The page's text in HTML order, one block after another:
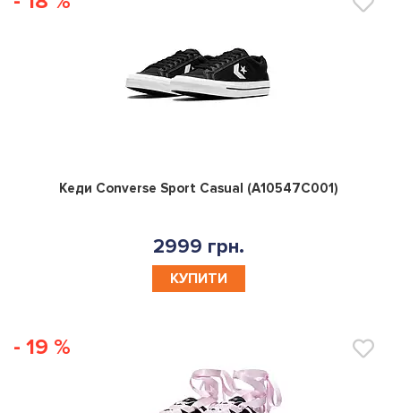
0
Кеди Converse Sport Casual (A10547C001)
2999 грн.
КУПИТИ
- 19 %